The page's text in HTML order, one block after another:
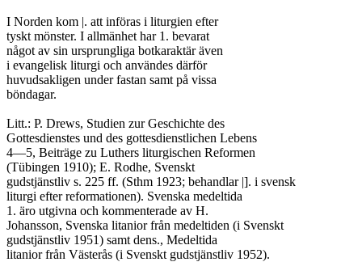
I Norden kom |. att införas i liturgien efter
tyskt mönster. I allmänhet har 1. bevarat
något av sin ursprungliga botkaraktär även
i evangelisk liturgi och användes därför
huvudsakligen under fastan samt på vissa
böndagar.
Litt.: P. Drews, Studien zur Geschichte des
Gottesdienstes und des gottesdienstlichen Lebens
4—5, Beiträge zu Luthers liturgischen Reformen
(Tübingen 1910); E. Rodhe, Svenskt
gudstjänstliv s. 225 ff. (Sthm 1923; behandlar |]. i svensk
liturgi efter reformationen). Svenska medeltida
1. äro utgivna och kommenterade av H.
Johansson, Svenska litanior från medeltiden (i Svenskt
gudstjänstliv 1951) samt dens., Medeltida
litanior från Västerås (i Svenskt gudstjänstliv 1952).